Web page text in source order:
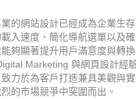
的網站設計已經成為企業生
入速度、簡化導航選單以及
夠顯著提升用戶滿意度與轉
Marketing 與網頁設計經
力於為客戶打造兼具美觀與
的市場競爭中突圍而出。